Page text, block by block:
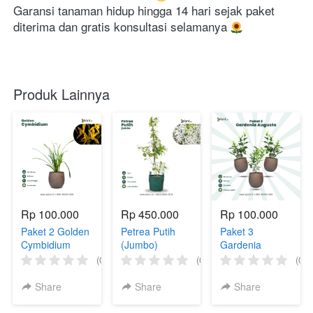
Garansi tanaman hidup hingga 14 hari sejak paket
diterima dan gratis konsultasi selamanya
Produk Lainnya
Rp 100.000
Paket 2 Golden
Cymbidium
(0)
Share
Rp 450.000
Petrea Putih
(Jumbo)
(0)
Share
Rp 100.000
Paket 3
Gardenia
Augusta
(0)
Share